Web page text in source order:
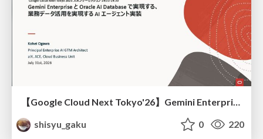
【Google Cloud Next Tokyo'26】Gemini Enterprise と Oracle AI Database で実現する、 業務データ活用を実現する AI エージェント実装
shisyu_gaku
0 220